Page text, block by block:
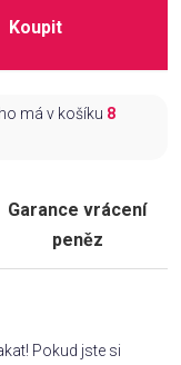
Koupit
má v košíku 8
Garance vrácení
peněz
Pokud jste si